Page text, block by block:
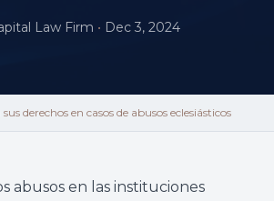
Law Firm • Dec 3, 2024
derechos en casos de abusos eclesiásticos
abusos en las instituciones